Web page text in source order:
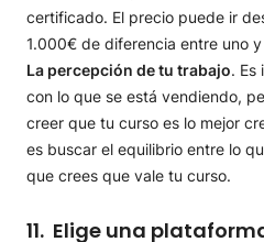
certificado. El precio puede ir
1.000€ de diferencia entre uno
La percepción de tu trabajo. Es
con lo que se está vendiendo,
creer que tu curso es lo mejor
es buscar el equilibrio entre lo
que crees que vale tu curso.
11. Elige una